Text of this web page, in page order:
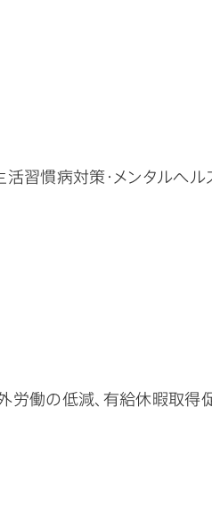
習慣病対策・メンタルヘル
労働の低減、有給休暇取